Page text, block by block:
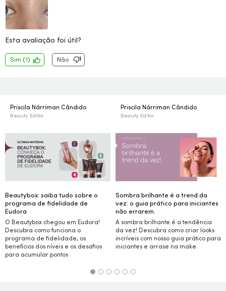
Esta avaliação foi útil?
Sim (1) Não
Priscila Nárriman Cândido
Beauty Editor
Beautybox: saiba tudo sobre o
programa de fidelidade de
Eudora
O Beautybox chegou em Eudora!
Descubra como funciona o
programa de fidelidade, os
benefícios dos níveis e os desafios
para acumular pontos
Priscila Nárriman Cândido
Beauty Editor
Sombra brilhante é a trend da
vez: o guia prático para iniciantes
não errarem.
A sombra brilhante é a tendência
da vez! Descubra como criar looks
incríveis com nosso guia prático para
iniciantes e arrase na make.